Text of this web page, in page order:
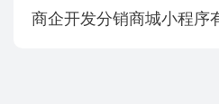
商企开发分销商城小程序